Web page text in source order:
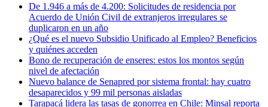
De 1.946 a más de 4.200: Solicitudes de residencia por
Acuerdo de Unión Civil de extranjeros irregulares se
duplicaron en un año
¿Qué es el nuevo Subsidio Unificado al Empleo? Beneficios
y quiénes acceden
Bono de recuperación de enseres: estos los montos según
nivel de afectación
Nuevo balance de Senapred por sistema frontal: hay cuatro
desaparecidos y 99 mil personas aisladas
Tarapacá lidera las tasas de gonorrea en Chile: Minsal reporta